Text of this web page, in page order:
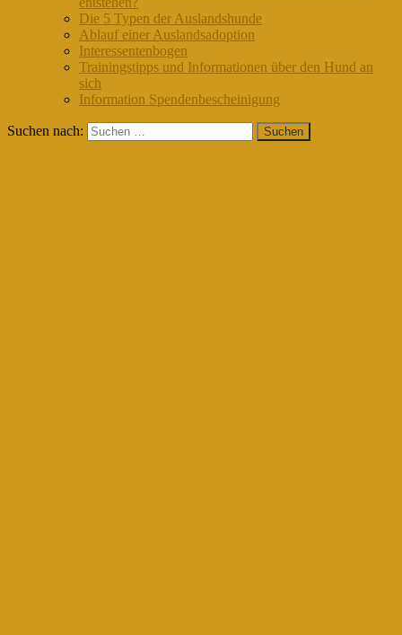
Die 5 Typen der Auslandshunde
Ablauf einer Auslandsadoption
Interessentenbogen
Trainingstipps und Informationen über den Hund an
sich
Information Spendenbescheinigung
Suchen nach: